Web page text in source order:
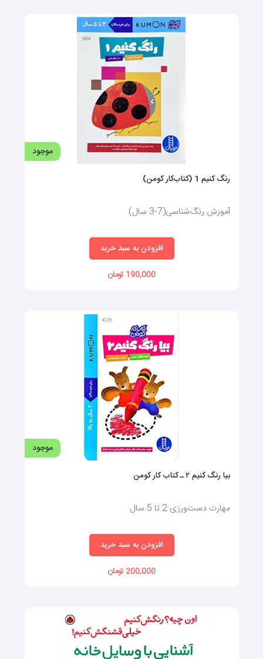
موجود
رنگ کنیم 1 (کتاب‌کار کومن)
آموزش رنگ‌شناسی(7-3 سال)
افزودن به سبد خرید
190,000 تومان
موجود
بیا رنگ کنیم ۲ ـ کتاب کار کومن
مهارت دست‌ورزی 2 تا 5 سال
افزودن به سبد خرید
200,000 تومان